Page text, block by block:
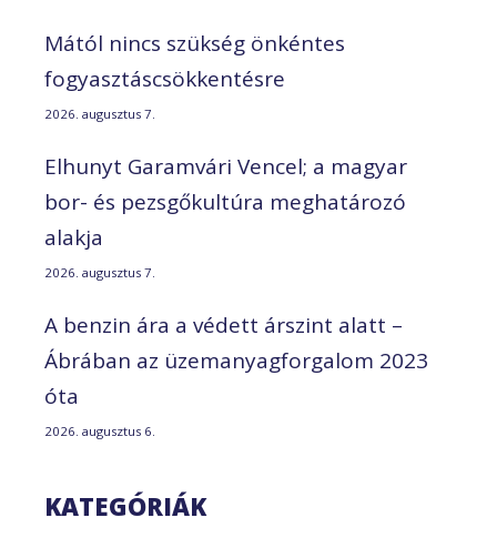
Mától nincs szükség önkéntes
fogyasztáscsökkentésre
2026. augusztus 7.
Elhunyt Garamvári Vencel; a magyar
bor- és pezsgőkultúra meghatározó
alakja
2026. augusztus 7.
A benzin ára a védett árszint alatt –
Ábrában az üzemanyagforgalom 2023
óta
2026. augusztus 6.
KATEGÓRIÁK